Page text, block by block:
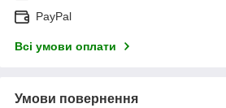
PayPal
Всі умови оплати
Умови повернення